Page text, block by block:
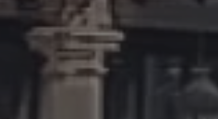
OPINIÓN
Interinos: Europa mueve pieza,
los jueces...
PORRAMÓN J. 06/08/2026
OPINIÓN
Interinos: el error del Supremo
que...